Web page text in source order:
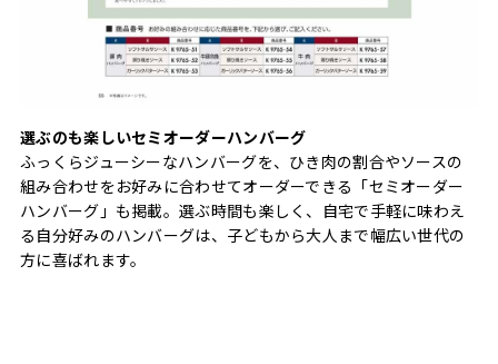
選ぶのも楽しいセミオーダーハンバーグ
ふっくらジューシーなハンバーグを、ひき肉の割合やソースの
組み合わせをお好みに合わせてオーダーできる「セミオーダー
ハンバーグ」も掲載。選ぶ時間も楽しく、自宅で手軽に味わえ
る自分好みのハンバーグは、子どもから大人まで幅広い世代の
方に喜ばれます。